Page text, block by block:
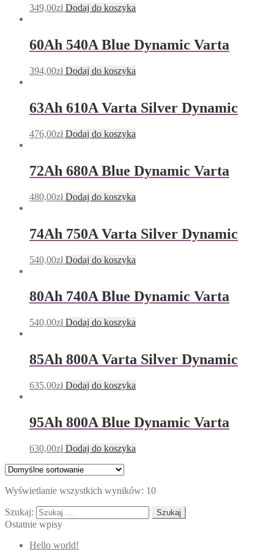
349,00zł Dodaj do koszyka
60Ah 540A Blue Dynamic Varta
394,00zł Dodaj do koszyka
63Ah 610A Varta Silver Dynamic
476,00zł Dodaj do koszyka
72Ah 680A Blue Dynamic Varta
480,00zł Dodaj do koszyka
74Ah 750A Varta Silver Dynamic
540,00zł Dodaj do koszyka
80Ah 740A Blue Dynamic Varta
540,00zł Dodaj do koszyka
85Ah 800A Varta Silver Dynamic
635,00zł Dodaj do koszyka
95Ah 800A Blue Dynamic Varta
630,00zł Dodaj do koszyka
Wyświetlanie wszystkich wyników: 10
Szukaj:
Ostatnie wpisy
Hello world!